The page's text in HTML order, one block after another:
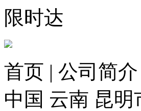
限时达
首页 | 公司简
中国 云南 昆